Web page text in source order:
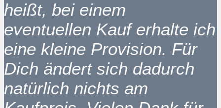
heißt, bei einem
eventuellen Kauf erhalte ich
eine kleine Provision. Für
Dich ändert sich dadurch
natürlich nichts am